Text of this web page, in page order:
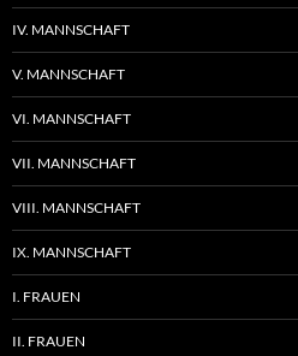
IV. MANNSCHAFT
V. MANNSCHAFT
VI. MANNSCHAFT
VII. MANNSCHAFT
VIII. MANNSCHAFT
IX. MANNSCHAFT
I. FRAUEN
II. FRAUEN